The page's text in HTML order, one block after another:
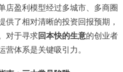
店盈利模型经过多城市、多商圈
供了相对清晰的投资回报预期，
对于寻求回本快的生意的创业者
营体系是关键吸引力。